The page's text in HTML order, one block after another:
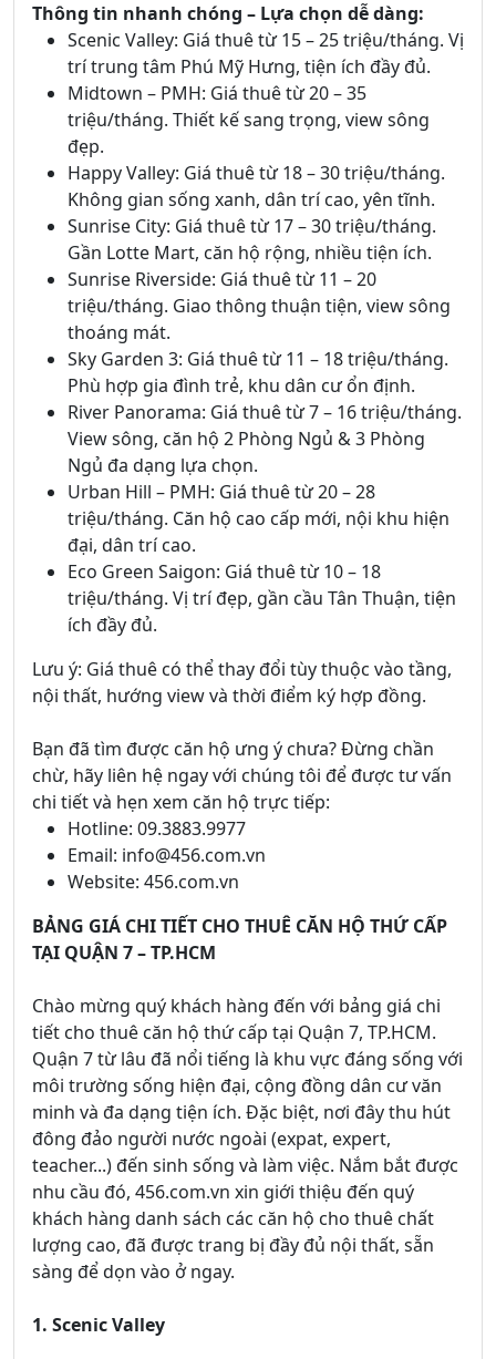
Thông tin nhanh chóng – Lựa chọn dễ dàng:
Scenic Valley: Giá thuê từ 15 – 25 triệu/tháng. Vị
trí trung tâm Phú Mỹ Hưng, tiện ích đầy đủ.
Midtown – PMH: Giá thuê từ 20 – 35
triệu/tháng. Thiết kế sang trọng, view sông
đẹp.
Happy Valley: Giá thuê từ 18 – 30 triệu/tháng.
Không gian sống xanh, dân trí cao, yên tĩnh.
Sunrise City: Giá thuê từ 17 – 30 triệu/tháng.
Gần Lotte Mart, căn hộ rộng, nhiều tiện ích.
Sunrise Riverside: Giá thuê từ 11 – 20
triệu/tháng. Giao thông thuận tiện, view sông
thoáng mát.
Sky Garden 3: Giá thuê từ 11 – 18 triệu/tháng.
Phù hợp gia đình trẻ, khu dân cư ổn định.
River Panorama: Giá thuê từ 7 – 16 triệu/tháng.
View sông, căn hộ 2 Phòng Ngủ & 3 Phòng
Ngủ đa dạng lựa chọn.
Urban Hill – PMH: Giá thuê từ 20 – 28
triệu/tháng. Căn hộ cao cấp mới, nội khu hiện
đại, dân trí cao.
Eco Green Saigon: Giá thuê từ 10 – 18
triệu/tháng. Vị trí đẹp, gần cầu Tân Thuận, tiện
ích đầy đủ.
Lưu ý: Giá thuê có thể thay đổi tùy thuộc vào tầng,
nội thất, hướng view và thời điểm ký hợp đồng.
Bạn đã tìm được căn hộ ưng ý chưa? Đừng chần
chừ, hãy liên hệ ngay với chúng tôi để được tư vấn
chi tiết và hẹn xem căn hộ trực tiếp:
Hotline: 09.3883.9977
Email: info@456.com.vn
Website: 456.com.vn
BẢNG GIÁ CHI TIẾT CHO THUÊ CĂN HỘ THỨ CẤP
TẠI QUẬN 7 – TP.HCM
Chào mừng quý khách hàng đến với bảng giá chi
tiết cho thuê căn hộ thứ cấp tại Quận 7, TP.HCM.
Quận 7 từ lâu đã nổi tiếng là khu vực đáng sống với
môi trường sống hiện đại, cộng đồng dân cư văn
minh và đa dạng tiện ích. Đặc biệt, nơi đây thu hút
đông đảo người nước ngoài (expat, expert,
teacher...) đến sinh sống và làm việc. Nắm bắt được
nhu cầu đó, 456.com.vn xin giới thiệu đến quý
khách hàng danh sách các căn hộ cho thuê chất
lượng cao, đã được trang bị đầy đủ nội thất, sẵn
sàng để dọn vào ở ngay.
1. Scenic Valley